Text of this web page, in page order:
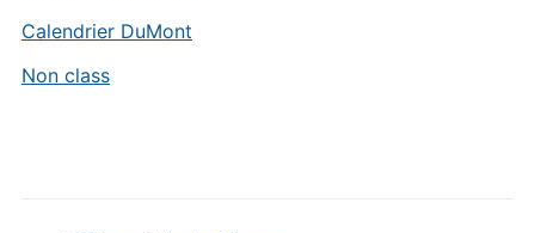
Calendrier DuMont
Non class